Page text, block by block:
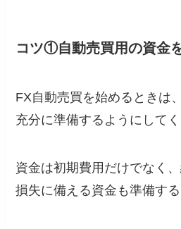
コツ①自動売買用の資金
FX自動売買を始めるときは
充分に準備するようにしてく
資金は初期費用だけでなく
損失に備える資金も準備す